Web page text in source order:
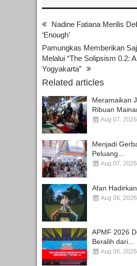
Nadine Fatiana Merilis
‘Enough’
Pamungkas Memberikan
Melalui “The Solipsism 0.2:
Yogyakarta”
Related articles
Meramaikan
Ribuan
Aug 07, 2026
Menjadi
Peluang...
Aug 07, 2026
Afan
Aug 06, 2026
APMF 2026
Beralih dari...
Aug 06, 2026